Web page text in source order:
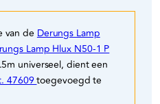
van de Derungs Lamp
Lamp Hlux N50-1 P
universeel, dient een
47609toegevoegd te